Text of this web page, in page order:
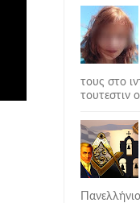
τους στο
τουτεστιν